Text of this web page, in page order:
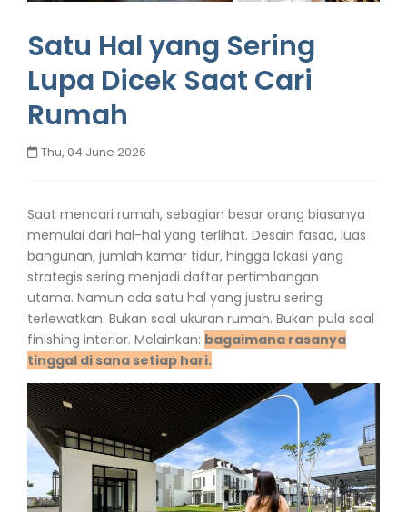
Satu Hal yang Sering
Lupa Dicek Saat Cari
Rumah
Thu, 04 June 2026
Saat mencari rumah, sebagian besar orang biasanya
memulai dari hal-hal yang terlihat. Desain fasad, luas
bangunan, jumlah kamar tidur, hingga lokasi yang
strategis sering menjadi daftar pertimbangan
utama. Namun ada satu hal yang justru sering
terlewatkan. Bukan soal ukuran rumah. Bukan pula soal
finishing interior. Melainkan: bagaimana rasanya
tinggal di sana setiap hari.